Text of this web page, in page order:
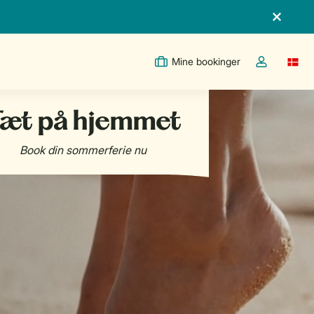
Mine bookinger
Toggle the